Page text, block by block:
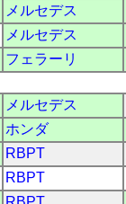
メルセデス
メルセデス
フェラーリ
メルセデス
ホンダ
RBPT
RBPT